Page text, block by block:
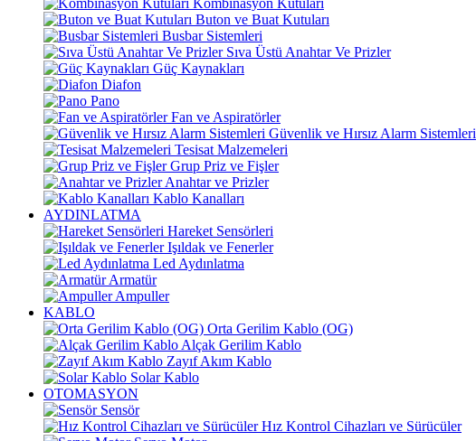
Kombinasyon Kutuları
Buton ve Buat Kutuları
Busbar Sistemleri
Sıva Üstü Anahtar Ve Prizler
Güç Kaynakları
Diafon
Pano
Fan ve Aspiratörler
Güvenlik ve Hırsız Alarm Sistemleri
Tesisat Malzemeleri
Grup Priz ve Fişler
Anahtar ve Prizler
Kablo Kanalları
AYDINLATMA
Hareket Sensörleri
Işıldak ve Fenerler
Led Aydınlatma
Armatür
Ampuller
KABLO
Orta Gerilim Kablo (OG)
Alçak Gerilim Kablo
Zayıf Akım Kablo
Solar Kablo
OTOMASYON
Sensör
Hız Kontrol Cihazları ve Sürücüler